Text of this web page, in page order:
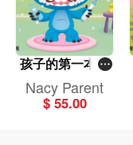
孩子的第一本迪
士尼成長故事：
史迪仔愛刷牙
Nacy Parent
$ 55.00